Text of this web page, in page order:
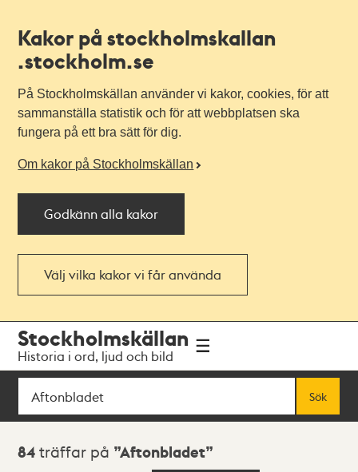
Kakor på stockholmskallan
.stockholm.se
På Stockholmskällan använder vi kakor, cookies, för att
sammanställa statistik och för att webbplatsen ska
fungera på ett bra sätt för dig.
Om kakor på Stockholmskällan
Godkänn alla kakor
Välj vilka kakor vi får använda
navigationen
huvudinnehållet
Stockholmskällan
Historia i ord, ljud och bild
Sök
Sök
Sökresultat
84 träffar på Aftonbladet